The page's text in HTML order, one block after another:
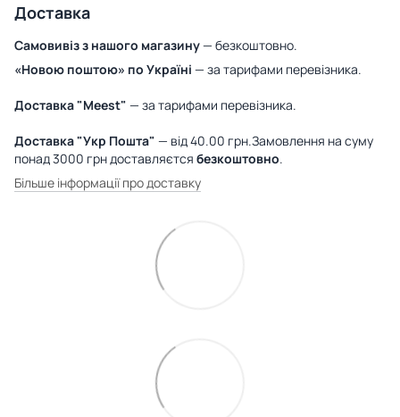
Доставка
Самовивіз з нашого магазину— безкоштовно.
«Новою поштою» по Україні — за тарифами перевізника.
Доставка "Meest" — за тарифами перевізника.
Доставка "Укр Пошта" — від 40.00 грн.Замовлення на суму
понад 3000 грн доставляєтся безкоштовно.
Більше інформації про доставку